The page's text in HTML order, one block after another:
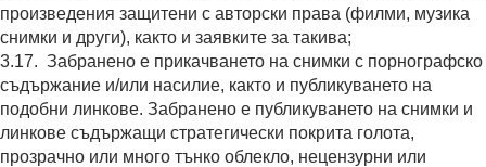
произведения защитени с авторски права (филми, музика
снимки и други), както и заявките за такива;
3.17. Забранено е прикачването на снимки с порнографско
съдържание и/или насилие, както и публикуването на
подобни линкове. Забранено е публикуването на снимки и
линкове съдържащи стратегически покрита голота,
прозрачно или много тънко облекло, нецензурни или